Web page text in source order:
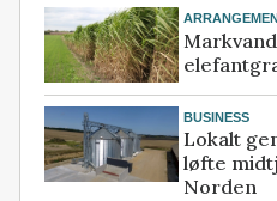
BUSINESS
Lokalt
løfte
Norden